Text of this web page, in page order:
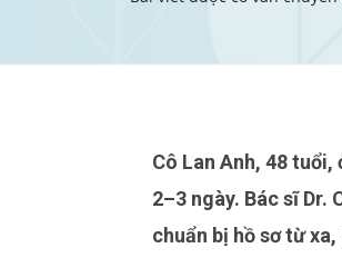
Cô Lan Anh, 48 tuổi, ở Phú Quốc, Kiên Giang, mất 2 răng hàm và chỉ có thể vào TP.HCM mỗi lần
2–3 ngày. Bác sĩ
chuẩn bị hồ sơ từ